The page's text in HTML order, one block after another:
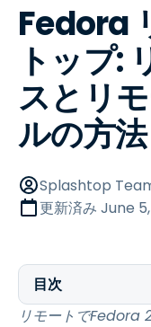
Fedora
トップ:
スとリ
ルの方法
Splashtop
更新済み June
目次
リモートでFedora